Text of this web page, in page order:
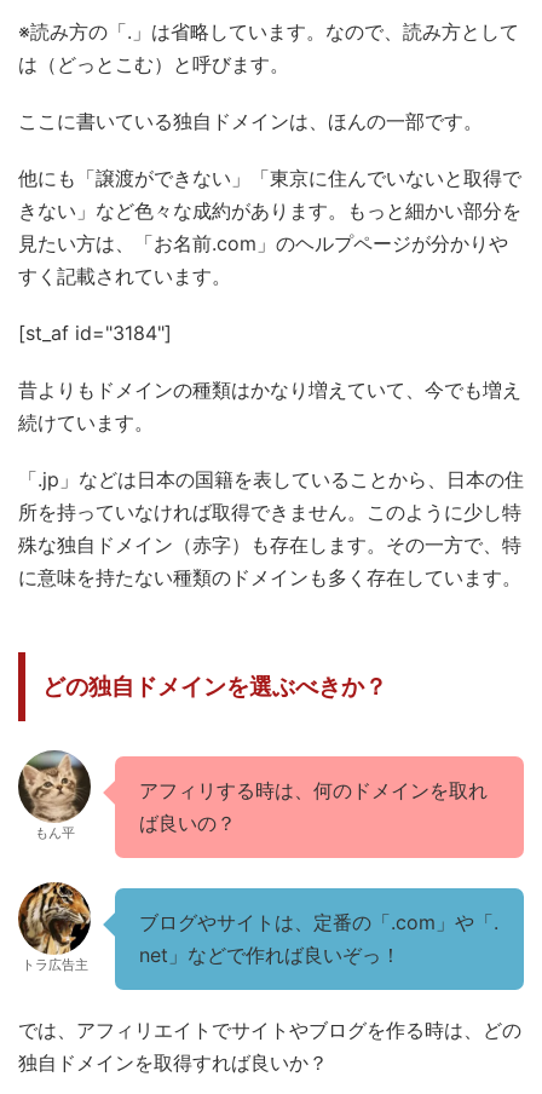
※読み方の「.」は省略しています。なので、読み方として
は（どっとこむ）と呼びます。
ここに書いている独自ドメインは、ほんの一部です。
他にも「譲渡ができない」「東京に住んでいないと取得で
きない」など色々な成約があります。もっと細かい部分を
見たい方は、「お名前.com」のヘルプページが分かりや
すく記載されています。
[st_af id="3184"]
昔よりもドメインの種類はかなり増えていて、今でも増え
続けています。
「.jp」などは日本の国籍を表していることから、日本の住
所を持っていなければ取得できません。このように少し特
殊な独自ドメイン（赤字）も存在します。その一方で、特
に意味を持たない種類のドメインも多く存在しています。
どの独自ドメインを選ぶべきか？
もん平
アフィリする時は、何のドメインを取れ
ば良いの？
トラ広告主
ブログやサイトは、定番の「.com」や「.
net」などで作れば良いぞっ！
では、アフィリエイトでサイトやブログを作る時は、どの
独自ドメインを取得すれば良いか？